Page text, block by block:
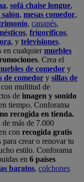
, sofá chaise longue,
salón, mesas comedor,
, canapés,
, frigoríficos,
, y televisiones.
en cualquiermuebles
. Crea el
de comedor y
de comedor y sillas de
con multitud de
de imagen y sonido
tiempo. Conforama
recogida en tienda.
de más de 7.000
con recogida gratis
para crear o renovar tu
estilo. Conforama
en 6 países
baratos, colchones